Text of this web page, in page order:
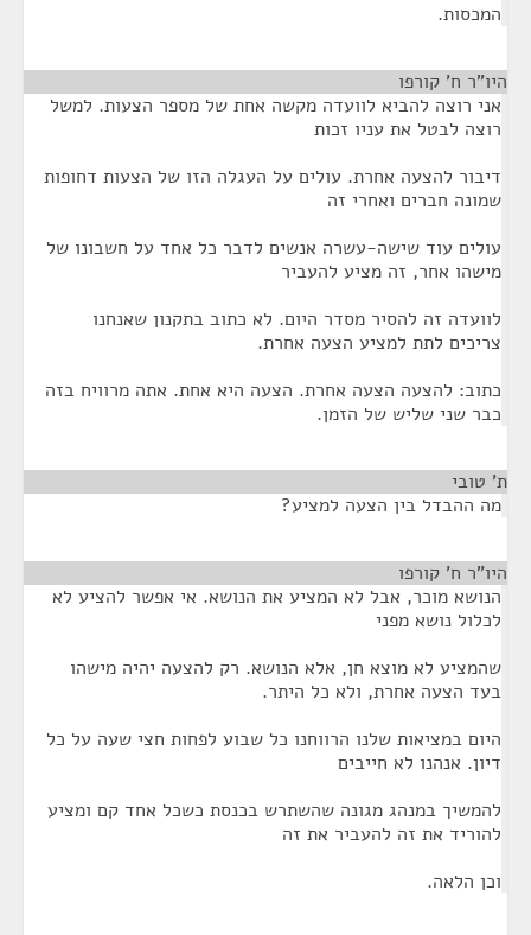
המכסות.
היו"ר ח' קורפו
אני רוצה להביא לוועדה מקשה אחת של מספר הצעות. למשל
רוצה לבטל את עניו זכות
דיבור להצעה אחרת. עולים על העגלה הזו של הצעות דחופות
שמונה חברים ואחרי זה
עולים עוד שישה-עשרה אנשים לדבר כל אחד על חשבונו של
מישהו אחר, זה מציע להעביר
לוועדה זה להסיר מסדר היום. לא כתוב בתקנון שאנחנו
צריכים לתת למציע הצעה אחרת.
כתוב: להצעה הצעה אחרת. הצעה היא אחת. אתה מרוויח בזה
כבר שני שליש של הזמן.
ת' טובי
מה ההבדל בין הצעה למציע?
היו"ר ח' קורפו
הנושא מוכר, אבל לא המציע את הנושא. אי אפשר להציע לא
לכלול נושא מפני
שהמציע לא מוצא חן, אלא הנושא. רק להצעה יהיה מישהו
בעד הצעה אחרת, ולא כל היתר.
היום במציאות שלנו הרווחנו כל שבוע לפחות חצי שעה על כל
דיון. אנהנו לא חייבים
להמשיך במנהג מגונה שהשתרש בכנסת כשכל אחד קם ומציע
להוריד את זה להעביר את זה
וכן הלאה.